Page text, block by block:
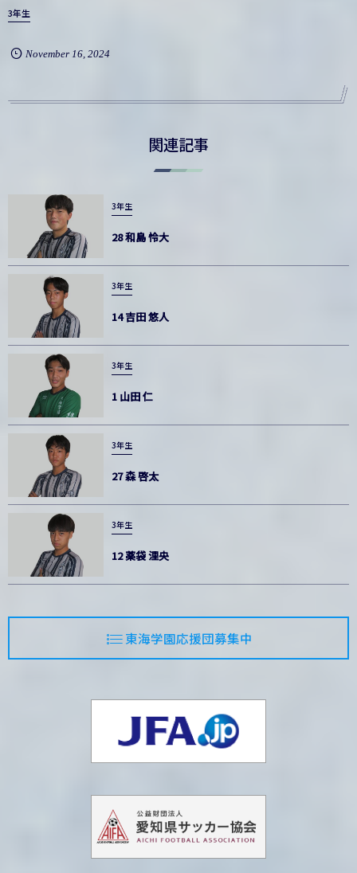
3年生
November 16, 2024
関連記事
3年生
28 和島 怜大
3年生
14 吉田 悠人
3年生
1 山田 仁
3年生
27 森 啓太
3年生
12 薬袋 浬央
東海学園応援団募集中